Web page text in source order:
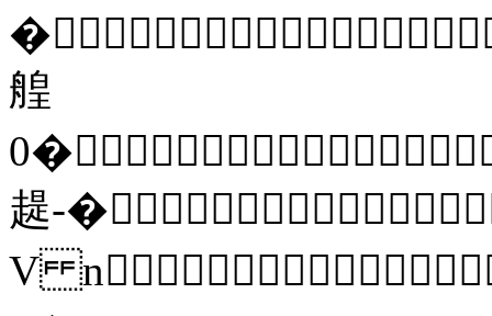
艎
趧-
V